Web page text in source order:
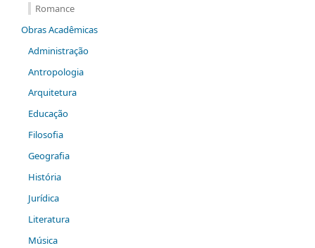
Romance
Obras Acadêmicas
Administração
Antropologia
Arquitetura
Educação
Filosofia
Geografia
História
Jurídica
Literatura
Música